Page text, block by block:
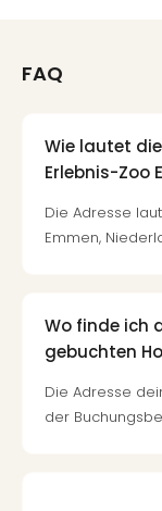
FAQ
Wie lautet
Erlebnis-Zoo
Die Adresse
Emmen,
Wo finde ich
gebuchten
Die Adresse
der